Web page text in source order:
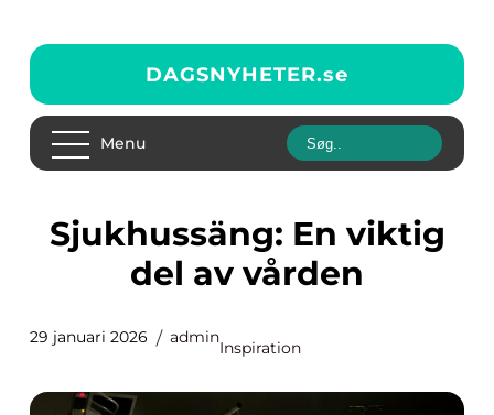
DAGSNYHETER.se
Menu
Sjukhussäng: En viktig
del av vården
29 januari 2026 admin
Inspiration